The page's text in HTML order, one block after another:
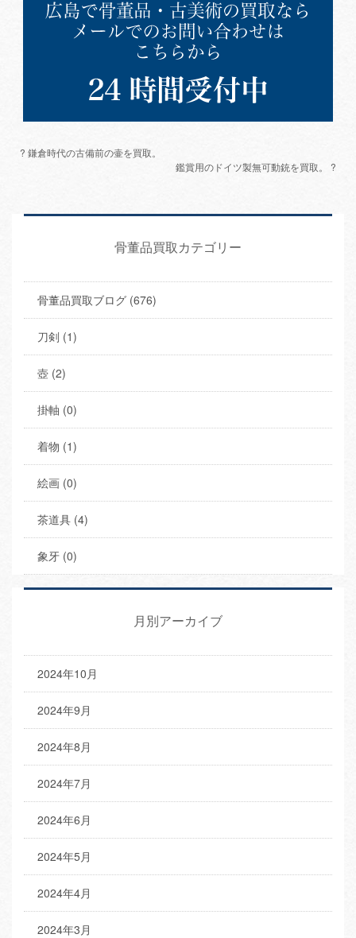
? 鎌倉時代の古備前の壷を買取。
鑑賞用のドイツ製無可動銃を買取。 ?
骨董品買取カテゴリー
骨董品買取ブログ (676)
刀剣 (1)
壺 (2)
掛軸 (0)
着物 (1)
絵画 (0)
茶道具 (4)
象牙 (0)
月別アーカイブ
2024年10月
2024年9月
2024年8月
2024年7月
2024年6月
2024年5月
2024年4月
2024年3月